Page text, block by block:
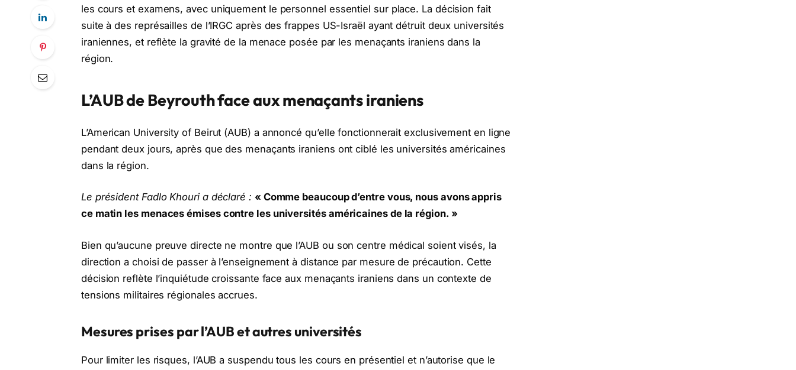
les cours et examens, avec uniquement le personnel essentiel sur place. La décision fait
suite à des représailles de l’IRGC après des frappes US-Israël ayant détruit deux universités
iraniennes, et reflète la gravité de la menace posée par les menaçants iraniens dans la
région.
L’AUB de Beyrouth face aux menaçants iraniens
L’American University of Beirut (AUB) a annoncé qu’elle fonctionnerait exclusivement en ligne
pendant deux jours, après que des menaçants iraniens ont ciblé les universités américaines
dans la région.
Le président Fadlo Khouri a déclaré : « Comme beaucoup d’entre vous, nous avons appris
ce matin les menaces émises contre les universités américaines de la région. »
Bien qu’aucune preuve directe ne montre que l’AUB ou son centre médical soient visés, la
direction a choisi de passer à l’enseignement à distance par mesure de précaution. Cette
décision reflète l’inquiétude croissante face aux menaçants iraniens dans un contexte de
tensions militaires régionales accrues.
Mesures prises par l’AUB et autres universités
Pour limiter les risques, l’AUB a suspendu tous les cours en présentiel et n’autorise que le